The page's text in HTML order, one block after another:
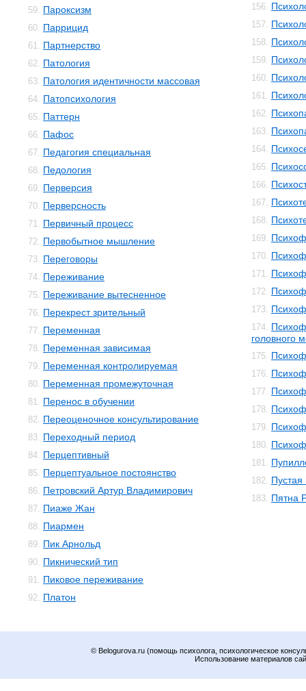
59. Пароксизм
60. Паррицид
61. Партнерство
62. Патология
63. Патология идентичности массовая
64. Патопсихология
65. Паттерн
66. Пафос
67. Педагогия специальная
68. Педология
69. Перверсия
70. Перверсность
71. Первичный процесс
72. Первобытное мышление
73. Переговоры
74. Переживание
75. Переживание вытесненное
76. Перекрест зрительный
77. Переменная
78. Переменная зависимая
79. Переменная контролируемая
80. Переменная промежуточная
81. Перенос в обучении
82. Переоценочное консультирование
83. Переходный период
84. Перцептивный
85. Перцептуальное постоянство
86. Петровский Артур Владимирович
87. Пиаже Жан
88. Пиармен
89. Пик Арнольд
90. Пикнический тип
91. Пиковое переживание
92. Платон
156.
157.
158.
159.
160.
161.
162.
163.
164.
165.
166.
167.
168.
169.
170.
171.
172.
173.
174.
головного
175.
176.
177.
178.
179.
180.
181.
182. Пустая
183. Пятна
© Belogurova.ru (помощь психолога, психологическое
Использование материалов